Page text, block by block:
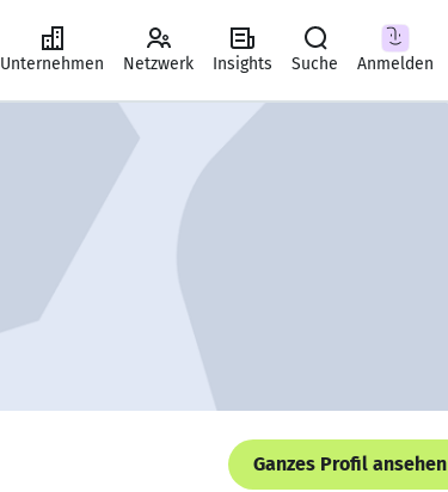
Unternehmen Netzwerk Insights Suche Anmelden
Ganzes Profil ansehen